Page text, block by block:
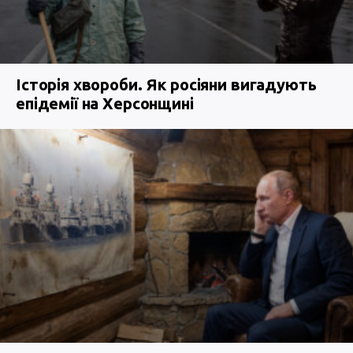
Історія хвороби. Як росіяни вигадують
епідемії на Херсонщині